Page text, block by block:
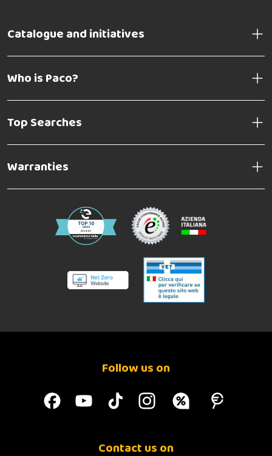
Catalogue and initiatives
Who is Paco?
Top Searches
Warranties
Follow us on
Contact us on